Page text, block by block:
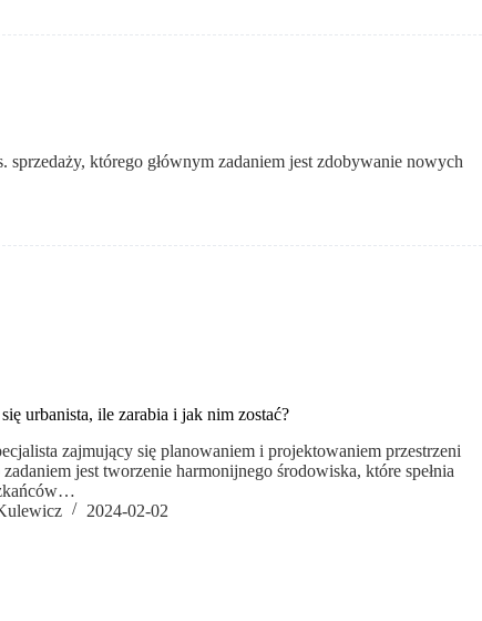
którego głównym zadaniem jest zdobywanie nowych
urbanista, ile zarabia i jak nim zostać?
zajmujący się planowaniem i projektowaniem przestrzeni
jest tworzenie harmonijnego środowiska, które spełnia
2024-02-02